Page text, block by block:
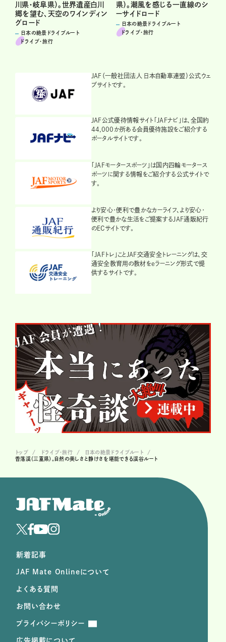
川県・岐阜県）。世界遺産白川
郷を望む、天空のワインディン
グロード
日本の絶景ドライブルート
ドライブ･旅行
県）。潮風を感じる一直線のシ
ーサイドロード
日本の絶景ドライブルート
ドライブ･旅行
JAF（一般社団法人 日本自動車連盟）公式ウェ
ブサイトです。
JAF公式優待情報サイト「JAFナビ」は、全国約
44,000か所ある会員優待施設をご紹介する
ポータルサイトです。
「JAFモータースポーツ」は国内四輪モータース
ポーツに関する情報をご紹介する公式サイトで
す。
より安心・便利で豊かなカーライフ、より安心・
便利で豊かな生活をご提案するJAF通販紀行
のECサイトです。
「JAFトレ」ことJAF交通安全トレーニングは、交
通安全教育用の教材をeラーニング形式で提
供するサイトです。
トップ ドライブ･旅行
日本の絶景ドライブルート
香落渓（三重県）。自然の美しさと静けさを堪能できる渓谷ルート
新着記事
JAF Mate Onlineについて
よくある質問
お問い合わせ
プライバシーポリシー